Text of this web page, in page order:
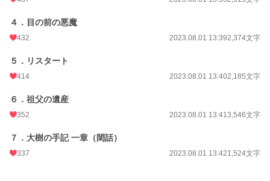
お気に入り 2,055
24h.ポイント
文字数 166,633
初回公開日時 2023.08.01 13:29
週間ポイント
４．目の前の悪魔
432 2023.08.01 13:392,374文字
５．リスタート
414 2023.08.01 13:402,185文字
６．祖父の遺産
352 2023.08.01 13:413,546文字
７．大樹の手記 一章（閑話）
337 2023.08.01 13:421,524文字